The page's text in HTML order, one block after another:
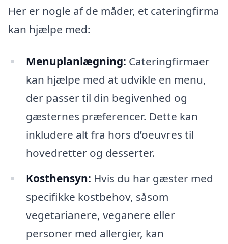
Her er nogle af de måder, et cateringfirma
kan hjælpe med:
Menuplanlægning: Cateringfirmaer
kan hjælpe med at udvikle en menu,
der passer til din begivenhed og
gæsternes præferencer. Dette kan
inkludere alt fra hors d’oeuvres til
hovedretter og desserter.
Kosthensyn: Hvis du har gæster med
specifikke kostbehov, såsom
vegetarianere, veganere eller
personer med allergier, kan